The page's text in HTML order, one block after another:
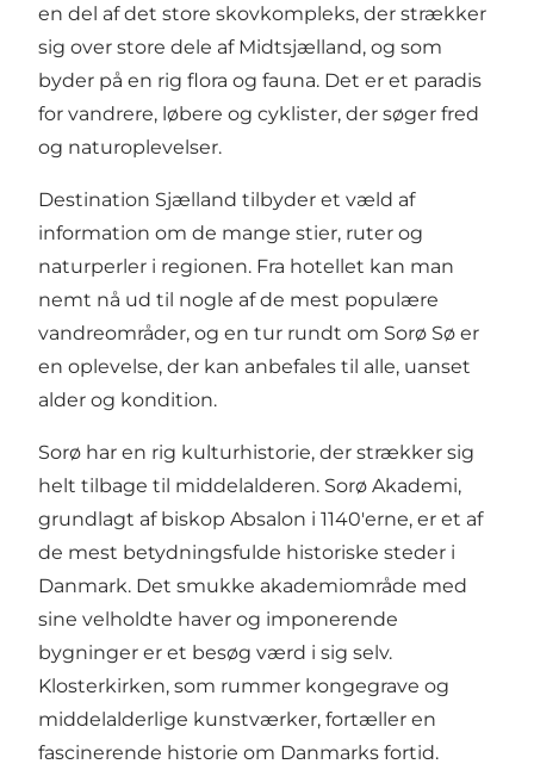
en del af det store skovkompleks, der strækker
sig over store dele af Midtsjælland, og som
byder på en rig flora og fauna. Det er et paradis
for vandrere, løbere og cyklister, der søger fred
og naturoplevelser.
Destination Sjælland tilbyder et væld af
information om de mange stier, ruter og
naturperler i regionen. Fra hotellet kan man
nemt nå ud til nogle af de mest populære
vandreområder, og en tur rundt om Sorø Sø er
en oplevelse, der kan anbefales til alle, uanset
alder og kondition.
Sorø har en rig kulturhistorie, der strækker sig
helt tilbage til middelalderen. Sorø Akademi,
grundlagt af biskop Absalon i 1140'erne, er et af
de mest betydningsfulde historiske steder i
Danmark. Det smukke akademiområde med
sine velholdte haver og imponerende
bygninger er et besøg værd i sig selv.
Klosterkirken, som rummer kongegrave og
middelalderlige kunstværker, fortæller en
fascinerende historie om Danmarks fortid.